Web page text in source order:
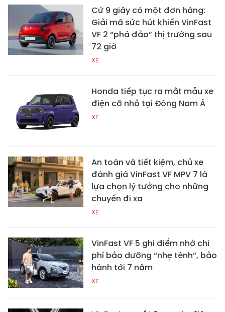
Cứ 9 giây có một đơn hàng:
Giải mã sức hút khiến VinFast
VF 2 “phá đảo” thị trường sau
72 giờ
XE
Honda tiếp tục ra mắt mẫu xe
điện cỡ nhỏ tại Đông Nam Á
XE
An toàn và tiết kiệm, chủ xe
đánh giá VinFast VF MPV 7 là
lựa chọn lý tưởng cho những
chuyến đi xa
XE
VinFast VF 5 ghi điểm nhờ chi
phí bảo dưỡng “nhẹ tênh”, bảo
hành tới 7 năm
XE